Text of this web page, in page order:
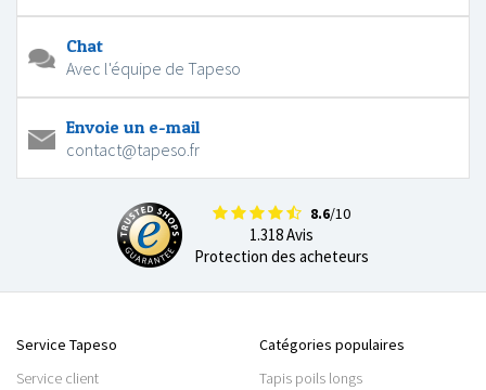
Chat
Avec l'équipe de Tapeso
Envoie un e-mail
contact@tapeso.fr
8.6/10
1.318 Avis
Protection des acheteurs
Service Tapeso
Service client
Catégories populaires
Tapis poils longs